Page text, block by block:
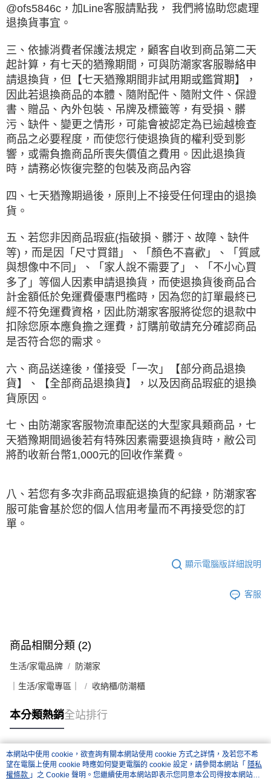
@ofs5846c，加Line客服請點我， 我們將協助您處理
退換貨事宜。
三、依據消費者保護法規定，顧客自收到商品第二天
起計算，有七天的猶豫期間，可與防潮家客服聯絡申
請退換貨，但【七天猶豫期間非試用期或鑑賞期】，
因此若退換商品的本體、隨附配件、隨附文件、保證
書、贈品、內外包裝、吊牌及標籤等，有受損、髒
污、缺件、變更之情形，可能會被認定為已逾越檢查
商品之必要程度，而使您行使退換貨的權利受到影
響，或需負擔商品所喪失價值之費用。因此退換貨
時，請務必恢復完整的包裝及商品內容
四、七天猶豫期過後，原則上不接受任何理由的退換
貨。
五、若您非因商品瑕疵(指破損、髒汙、故障、缺件
等)，而是因「尺寸買錯」、「顏色不喜歡」、「質感
與想像中不同」、「家人說不需要了」、「不小心買
多了」等個人因素申請退換貨，而使退換貨後商品合
計金額低於免運費優惠門檻時，因為您的訂單最終已
經不符免運費資格，因此防潮家客服將從您的退款中
扣除您原本應負擔之運費，訂購前敬請充分確認商品
是否符合您的需求。
六、商品送達後，僅接受「一次」【部分商品退換
貨】、【全部商品退換貨】，以及因商品瑕疵的退換
貨原因。
七、由防潮家客服物流車配送的大型家具類商品，七
天猶豫期間過後若有特殊因素需要退換貨時，敝公司
將酌收新台幣1,000元的回收作業費。
八、若您有多次非商品瑕疵退換貨的紀錄，防潮家客
服可能會基於您的個人信用考量而不再接受您的訂
單。
顯示電腦版詳細說明
客服
商品相關分類 (2)
生活/家電品牌 防潮家
｜生活/家電專區｜ 收納櫃/防潮櫃
本分類熱銷全站排行
熱門標籤
本網站中使用 cookie，欲查詢有關本網站使用 cookie 方式之詳情，及若您不希
望在電腦上使用 cookie 時應如何變更電腦的 cookie 設定，請參閱本網站「 隱私
權條款 」之 Cookie 聲明。您繼續使用本網站即表示您同意本公司得按本網站使